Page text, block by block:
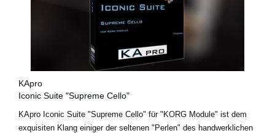
KApro
Iconic Suite "Supreme Cello"
KApro Iconic Suite "Supreme Cello" für "KORG Module" ist dem
exquisiten Klang einiger der seltenen "Perlen" des handwerklichen